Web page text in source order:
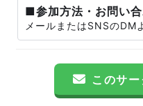
■参加方法・お問い
メールまたはSNSのDM
このサ